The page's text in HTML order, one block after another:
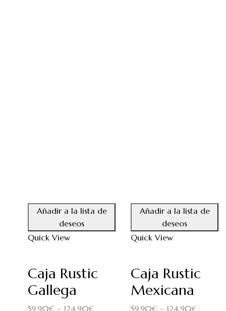
Añadir a la lista de
deseos
Quick View
Caja Rustic
Gallega
59.90€ – 124.90€
Añadir a la lista de
deseos
Quick View
Caja Rustic
Mexicana
59.90€ – 124.90€